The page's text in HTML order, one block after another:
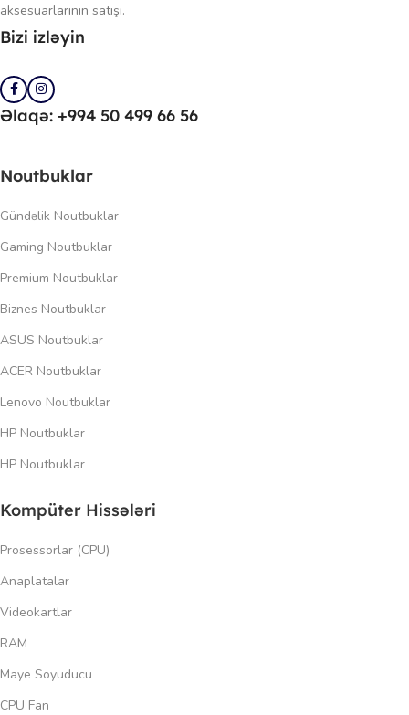
aksesuarlarının satışı.
Bizi izləyin
Əlaqə: +994 50 499 66 56
Noutbuklar
Gündəlik Noutbuklar
Gaming Noutbuklar
Premium Noutbuklar
Biznes Noutbuklar
ASUS Noutbuklar
ACER Noutbuklar
Lenovo Noutbuklar
HP Noutbuklar
HP Noutbuklar
Kompüter Hissələri
Prosessorlar (CPU)
Anaplatalar
Videokartlar
RAM
Maye Soyuducu
CPU Fan